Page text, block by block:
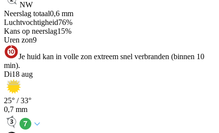
NW
Neerslag totaal0,6 mm
Luchtvochtigheid76%
Kans op neerslag15%
Uren zon9
Je huid kan in volle zon extreem snel verbranden (binnen 10
min).
Di18 aug
25° /33°
0,7 mm